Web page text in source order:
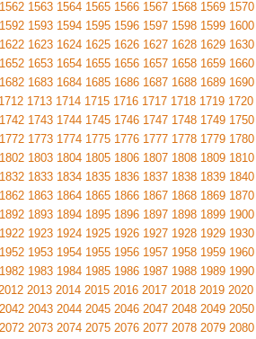
1562 1563 1564 1565 1566 1567 1568 1569 1570
1592 1593 1594 1595 1596 1597 1598 1599 1600
1622 1623 1624 1625 1626 1627 1628 1629 1630
1652 1653 1654 1655 1656 1657 1658 1659 1660
1682 1683 1684 1685 1686 1687 1688 1689 1690
1712 1713 1714 1715 1716 1717 1718 1719 1720
1742 1743 1744 1745 1746 1747 1748 1749 1750
1772 1773 1774 1775 1776 1777 1778 1779 1780
1802 1803 1804 1805 1806 1807 1808 1809 1810
1832 1833 1834 1835 1836 1837 1838 1839 1840
1862 1863 1864 1865 1866 1867 1868 1869 1870
1892 1893 1894 1895 1896 1897 1898 1899 1900
1922 1923 1924 1925 1926 1927 1928 1929 1930
1952 1953 1954 1955 1956 1957 1958 1959 1960
1982 1983 1984 1985 1986 1987 1988 1989 1990
2013 2014 2015 2016 2017 2018 2019 2020
2042 2043 2044 2045 2046 2047 2048 2049 2050
2072 2073 2074 2075 2076 2077 2078 2079 2080